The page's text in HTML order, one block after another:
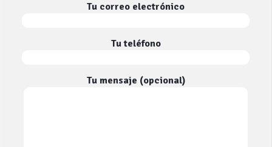
Tu correo electrónico
Tu teléfono
Tu mensaje (opcional)